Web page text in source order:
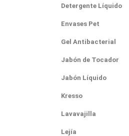
Detergente Líquido
Envases Pet
Gel Antibacterial
Jabón de Tocador
Jabón Líquido
Kresso
Lavavajilla
Lejía